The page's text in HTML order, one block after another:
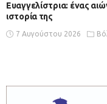
Ευαγγελίστρια: ένας
ιστορία της
7 Αυγούστου 2026